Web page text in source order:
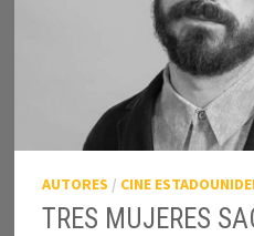
AUTORES / CINE
TRES MUJERES